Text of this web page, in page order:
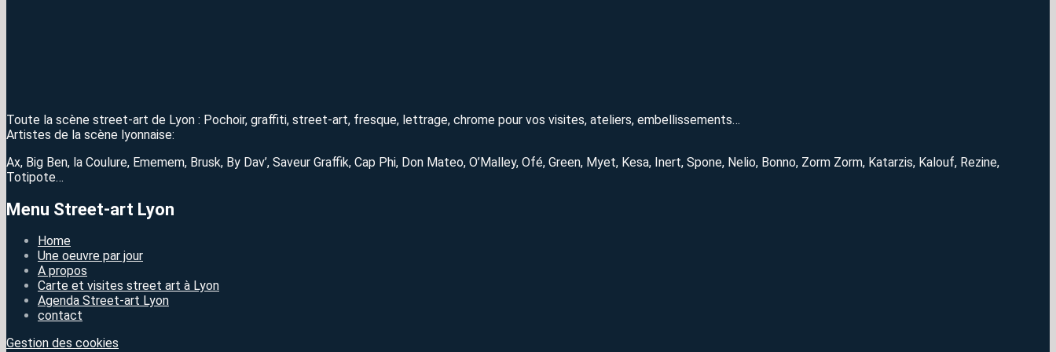
Toute la scène street-art de Lyon : Pochoir, graffiti, street-art, fresque, lettrage, chrome pour vos visites, ateliers, embellissements…
Artistes de la scène lyonnaise:
Ax, Big Ben, la Coulure, Ememem, Brusk, By Dav’, Saveur Graffik, Cap Phi, Don Mateo, O’Malley, Ofé, Green, Myet, Kesa, Inert, Spone, Nelio, Bonno, Zorm Zorm, Katarzis, Kalouf, Rezine,
Totipote…
Menu Street-art Lyon
Home
Une oeuvre par jour
A propos
Carte et visites street art à Lyon
Agenda Street-art Lyon
contact
Gestion des cookies